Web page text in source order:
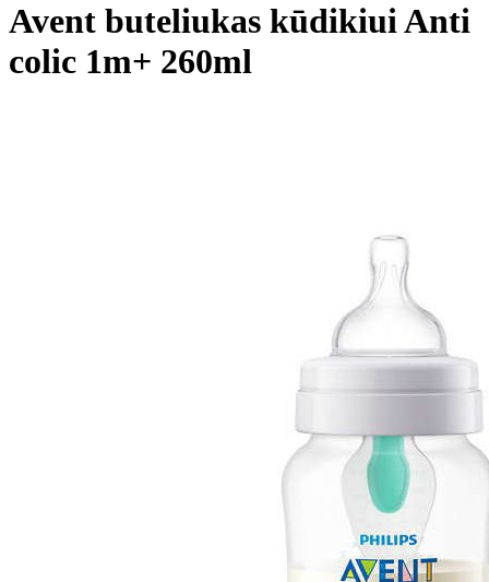
Avent buteliukas kūdikiui Anti
colic 1m+ 260ml